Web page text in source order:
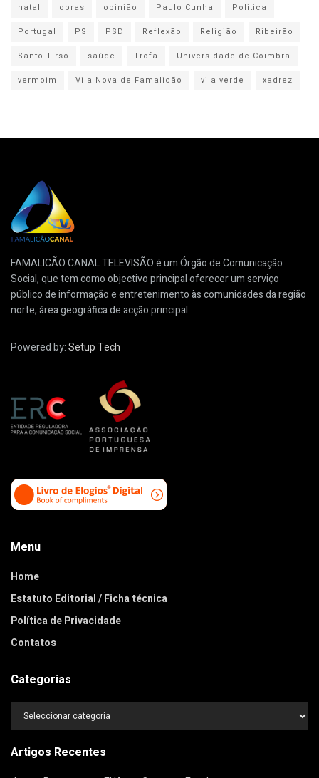
natal
obras opinião Paulo Cunha
Politica
Portugal
PS PSD Reflexão Religião
Ribeirão
Santo Tirso
saúde Trofa
Universidade de Coimbra
vermoim
Vila Nova de Famalicão vila verde xadrez
FAMALICÃO CANAL TELEVISÃO é um Órgão de Comunicação
Social, que tem como objectivo principal oferecer um serviço
público de informação e entretenimento às comunidades da região
norte, área geográfica de acção principal.
Powered by:Setup Tech
Menu
Home
Estatuto Editorial / Ficha técnica
Política de Privacidade
Contatos
Categorias
Categorias
Artigos Recentes